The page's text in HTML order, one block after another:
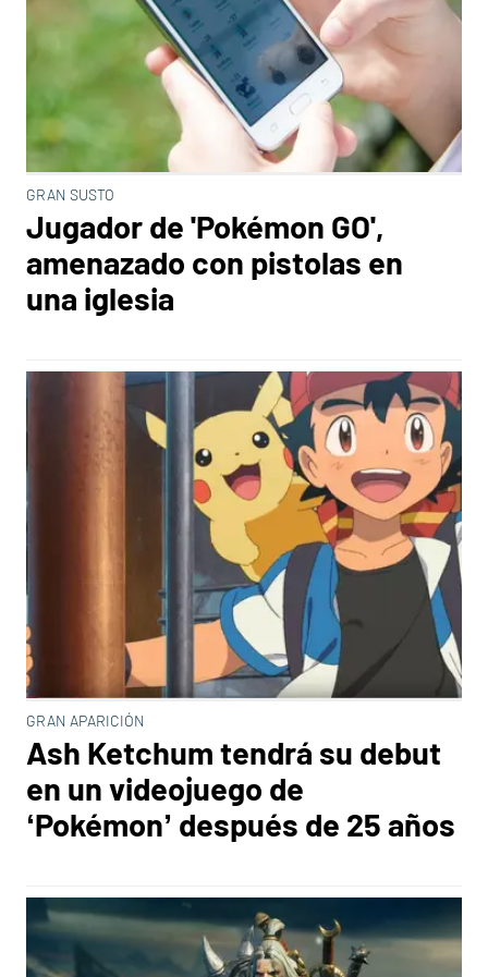
GRAN SUSTO
Jugador de 'Pokémon GO',
amenazado con pistolas en
una iglesia
GRAN APARICIÓN
Ash Ketchum tendrá su debut
en un videojuego de
‘Pokémon’ después de 25 años